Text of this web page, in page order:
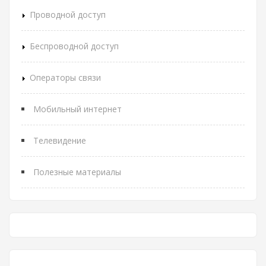
Проводной доступ
Беспроводной доступ
Операторы связи
Мобильный интернет
Телевидение
Полезные материалы